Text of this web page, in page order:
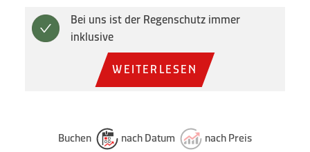
Bei uns ist der Regenschutz immer
inklusive
WEITERLESEN
Buchen nach Datum nach Preis